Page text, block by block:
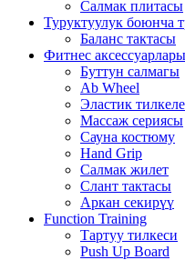
Салмак плитасы
Туруктуулук боюнча
Баланс тактасы
Фитнес аксессуарлары
Буттун салмагы
Ab Wheel
Эластик
Массаж сериясы
Сауна костюму
Hand Grip
Салмак жилет
Слант тактасы
Аркан секирүү
Function Training
Тартуу тилкеси
Push Up Board